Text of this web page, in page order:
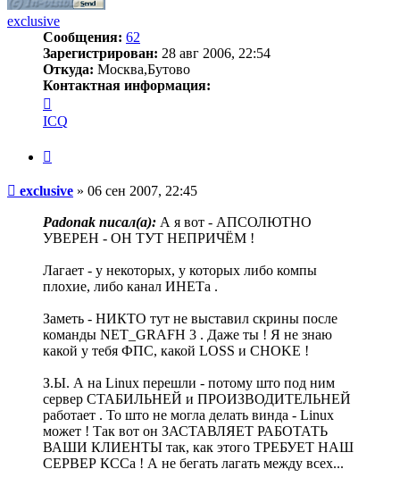
exclusive
Сообщения: 62
Зарегистрирован: 28 авг 2006, 22:54
Откуда: Москва,Бутово
Контактная информация:
информация
пользователя
ICQ
Сообщение
exclusive » 06 сен 2007, 22:45
Padonak писал(a): А я вот - АПСОЛЮТНО
УВЕРЕН - ОН ТУТ НЕПРИЧЁМ !
Лагает - у некоторых, у которых либо компы
плохие, либо канал ИНЕТа .
Заметь - НИКТО тут не выставил скрины после
команды NET_GRAFH 3 . Даже ты ! Я не знаю
какой у тебя ФПС, какой LOSS и CHOKE !
З.Ы. А на Linux перешли - потому што под ним
сервер СТАБИЛЬНЕЙ и ПРОИЗВОДИТЕЛЬНЕЙ
работает . То што не могла делать винда - Linux
может ! Так вот он ЗАСТАВЛЯЕТ РАБОТАТЬ
ВАШИ КЛИЕНТЫ так, как этого ТРЕБУЕТ НАШ
СЕРВЕР КССа ! А не бегать лагать между всех...